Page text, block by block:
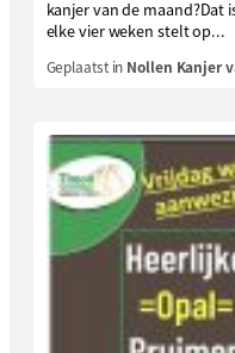
kanjer van de maand?Dat
elke vier weken stelt op...
Geplaatst in Nollen Kanjer